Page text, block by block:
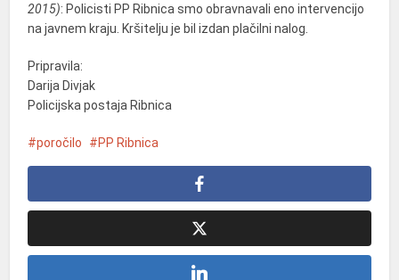
2015): Policisti PP Ribnica smo obravnavali eno intervencijo
na javnem kraju. Kršitelju je bil izdan plačilni nalog.
Pripravila:
Darija Divjak
Policijska postaja Ribnica
poročilo PP Ribnica